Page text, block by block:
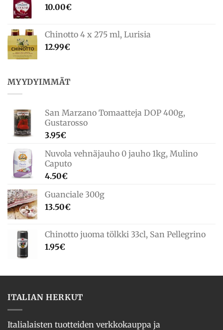
10.00€
Chinotto 4 x 275 ml, Lurisia
12.99€
MYYDYIMMÄT
San Marzano Tomaatteja DOP 400g,
Gustarosso
3.95€
Nuvola vehnäjauho 0 jauho 1kg, Mulino
Caputo
4.50€
Guanciale 300g
13.50€
Chinotto juoma tölkki 33cl, San Pellegrino
1.95€
ITALIAN HERKUT
Italialaisten tuotteiden verkkokauppa ja